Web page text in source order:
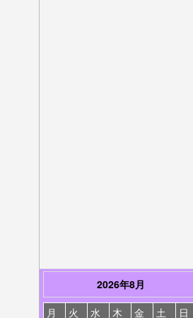
2026年8月
月
火 水 木 金 土 日